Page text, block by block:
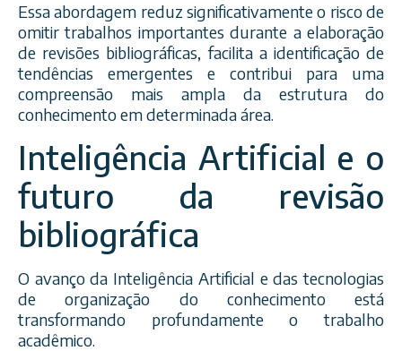
Essa abordagem reduz significativamente o risco de
omitir trabalhos importantes durante a elaboração
de revisões bibliográficas, facilita a identificação de
tendências emergentes e contribui para uma
compreensão mais ampla da estrutura do
conhecimento em determinada área.
Inteligência Artificial e o
futuro da revisão
bibliográfica
O avanço da Inteligência Artificial e das tecnologias
de organização do conhecimento está
transformando profundamente o trabalho
acadêmico.